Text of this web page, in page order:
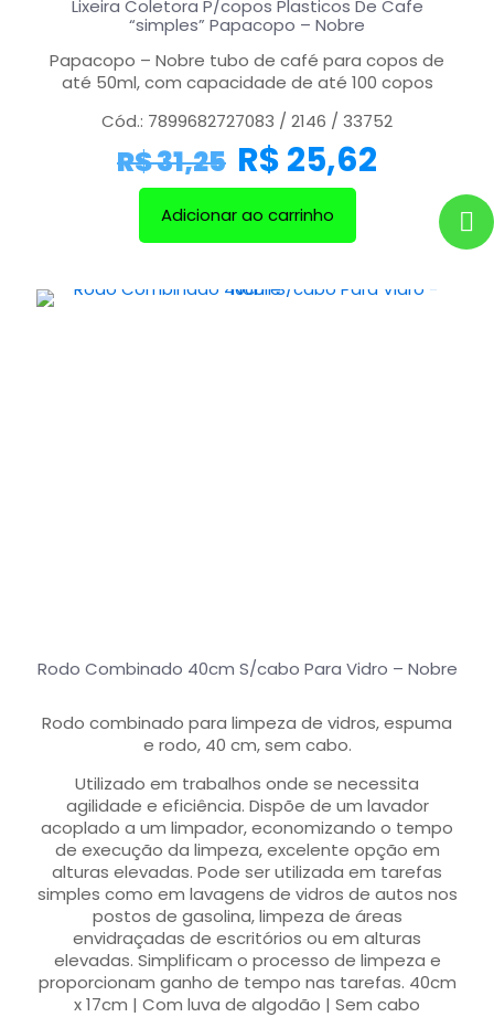
Lixeira Coletora P/copos Plasticos De Cafe
“simples” Papacopo – Nobre
Papacopo – Nobre tubo de café para copos de
até 50ml, com capacidade de até 100 copos
Cód.: 7899682727083 / 2146 / 33752
R$31,25 R$25,62
Adicionar ao carrinho
Rodo Combinado 40cm S/cabo Para Vidro – Nobre
Rodo combinado para limpeza de vidros, espuma
e rodo, 40 cm, sem cabo.
Utilizado em trabalhos onde se necessita
agilidade e eficiência. Dispõe de um lavador
acoplado a um limpador, economizando o tempo
de execução da limpeza, excelente opção em
alturas elevadas. Pode ser utilizada em tarefas
simples como em lavagens de vidros de autos nos
postos de gasolina, limpeza de áreas
envidraçadas de escritórios ou em alturas
elevadas. Simplificam o processo de limpeza e
proporcionam ganho de tempo nas tarefas. 40cm
x 17cm | Com luva de algodão | Sem cabo